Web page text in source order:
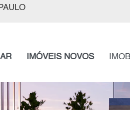
IMÓVEIS NOVOS